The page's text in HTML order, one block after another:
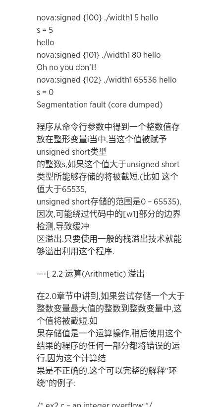
nova:signed {100} ./width1 5 hello
s = 5
hello
nova:signed {101} ./width1 80 hello
Oh no you don’t!
nova:signed {102} ./width1 65536 hello
s = 0
Segmentation fault (core dumped)
程序从命令行参数中得到一个整数值存
放在整形变量i当中,当这个值被赋予
unsigned short类型
的整数s,如果这个值大于unsigned short
类型所能够存储的将被截短.(比如 这个
值大于65535,
unsigned short存储的范围是0 – 65535),
因次,可能绕过代码中的[w1]部分的边界
检测,导致缓冲
区溢出.只要使用一般的栈溢出技术就能
够溢出利用这个程序.
—-[ 2.2 运算(Arithmetic) 溢出
在2.0章节中讲到,如果尝试存储一个大于
整数变量最大值的整数到整数变量中,这
个值将被截短.如
果存储值是一个运算操作,稍后使用这个
结果的程序的任何一部分都将错误的运
行,因为这个计算结
果是不正确的.这个可以完整的解释"环
绕"的例子: